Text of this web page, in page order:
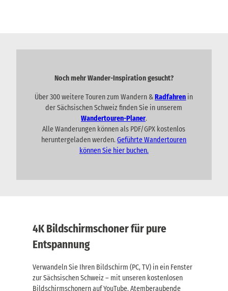
Noch mehr Wander-Inspiration gesucht?
Über 300 weitere Touren zum Wandern &Radfahren in
der Sächsischen Schweiz finden Sie in unserem
Wandertouren-Planer.
Alle Wanderungen können als PDF/GPX kostenlos
heruntergeladen werden.Geführte Wandertouren
können Sie hier buchen.
4K Bildschirmschoner für pure
Entspannung
Verwandeln Sie Ihren Bildschirm (PC, TV) in ein Fenster
zur Sächsischen Schweiz – mit unseren kostenlosen
Bildschirmschonern auf YouTube. Atemberaubende